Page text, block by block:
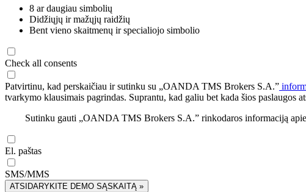
8 ar daugiau simbolių
Didžiųjų ir mažųjų raidžių
Bent vieno skaitmenų ir specialiojo simbolio
Check all consents
Patvirtinu, kad perskaičiau ir sutinku su „OANDA TMS Brokers S.A.”
tvarkymo klausimais pagrindas. Suprantu, kad galiu bet kada šios paslaugos
Sutinku gauti „OANDA TMS Brokers S.A.” rinkodaros informaciją
El. paštas
SMS/MMS
ATSIDARYKITE DEMO SĄSKAITĄ »